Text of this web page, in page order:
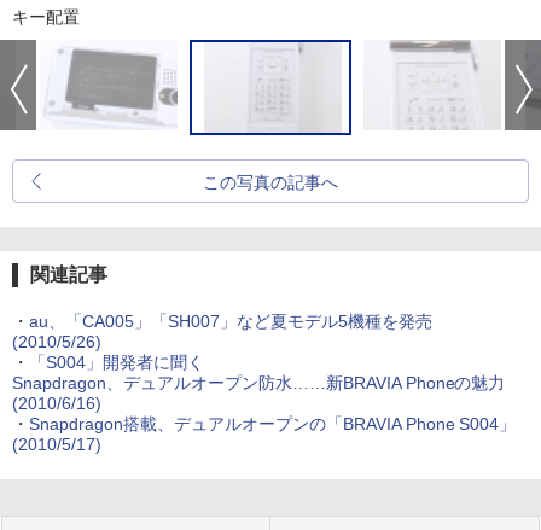
キー配置
この写真の記事へ
関連記事
・ au、「CA005」「SH007」など夏モデル5機種を発売
(2010/5/26)
・
「S004」開発者に聞く
Snapdragon、デュアルオープン防水……新BRAVIA Phoneの魅力
(2010/6/16)
・ Snapdragon搭載、デュアルオープンの「BRAVIA Phone S004」
(2010/5/17)